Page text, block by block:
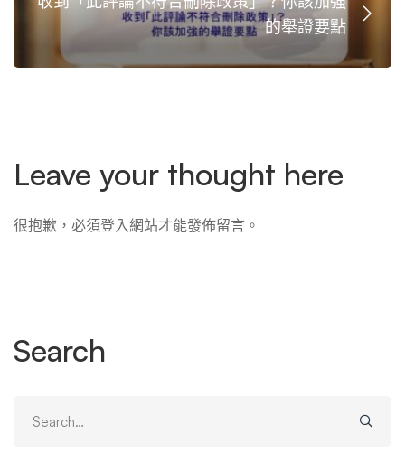
的舉證要點
Leave your thought here
很抱歉，必須登入網站才能發佈留言。
Search
for: